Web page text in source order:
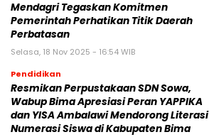
Mendagri Tegaskan Komitmen
Pemerintah Perhatikan Titik Daerah
Perbatasan
Selasa, 18 Nov 2025 - 16:54 WIB
Pendidikan
Resmikan Perpustakaan SDN Sowa,
Wabup Bima Apresiasi Peran YAPPIKA
dan YISA Ambalawi Mendorong Literasi
Numerasi Siswa di Kabupaten Bima